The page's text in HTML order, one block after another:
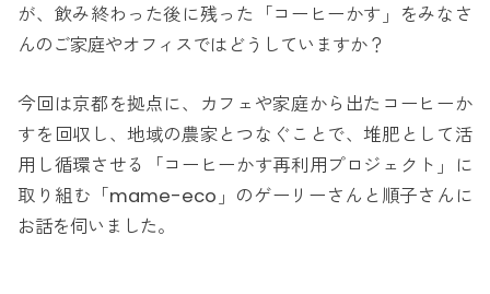
が、飲み終わった後に残った「コーヒーかす」をみなさ
んのご家庭やオフィスではどうしていますか？
今回は京都を拠点に、カフェや家庭から出たコーヒーか
すを回収し、地域の農家とつなぐことで、堆肥として活
用し循環させる「コーヒーかす再利用プロジェクト」に
取り組む「mame-eco」のゲーリーさんと順子さんに
お話を伺いました。